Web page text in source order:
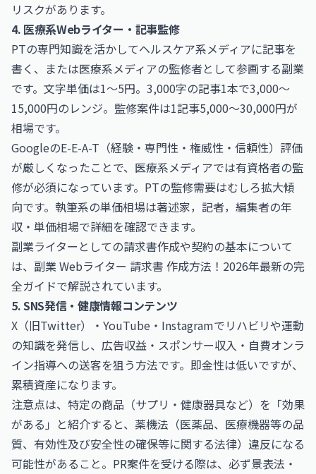
リスクがあります。
4. 医療系Webライター・記事監修
PTの専門知識を活かしてヘルスケア系メディアに記事を
書く、または医療系メディアの監修者として参画する副業
です。文字単価は1〜5円。3,000字の記事1本で3,000〜
15,000円のレンジ。監修案件は1記事5,000〜30,000円が
相場です。
GoogleのE-E-A-T（経験・専門性・権威性・信頼性）評価
が厳しくなったことで、医療系メディアでは有資格者の監
修が必須になっています。PTの監修需要はむしろ拡大傾
向です。執筆系の単価相場は著述家，記者，編集者の年
収・単価相場で詳細を確認できます。
副業ライターとしての請求書作成や契約の基本について
は、 副業 Webライター 請求書 作成方法！2026年最新の完
全ガイドで解説されています。
5. SNS発信・健康情報コンテンツ
X（旧Twitter）・YouTube・Instagramでリハビリや運動
の知識を発信し、広告収益・スポンサー収入・自費オンラ
イン指導への送客を狙う方法です。即金性は低いですが、
累積資産になります。
注意点は、特定の商品（サプリ・健康器具など）を「効果
がある」と紹介すると、薬機法（医薬品、医療機器等の品
質、有効性及び安全性の確保等に関する法律）違反になる
可能性があること。PR案件を受ける際は、必ず景表法・